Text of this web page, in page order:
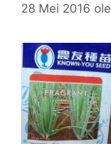
28 Mei 2016